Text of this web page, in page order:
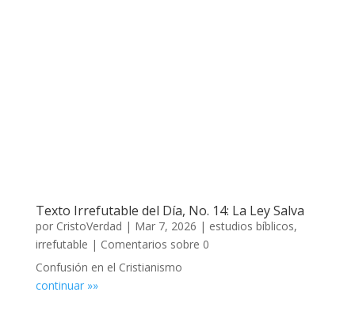
Texto Irrefutable del Día, No. 14: La Ley Salva
por CristoVerdad | Mar 7, 2026 | estudios bíblicos,
irrefutable | Comentarios sobre 0
Confusión en el Cristianismo
continuar »»